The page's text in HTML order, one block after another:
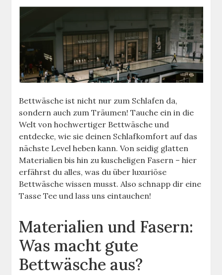
Bettwäsche ist nicht nur zum Schlafen da,
sondern auch zum Träumen! Tauche ein in die
Welt von hochwertiger Bettwäsche und
entdecke, wie sie deinen Schlafkomfort auf das
nächste Level heben kann. Von seidig glatten
Materialien bis hin zu kuscheligen Fasern – hier
erfährst du alles, was du über luxuriöse
Bettwäsche wissen musst. Also schnapp dir eine
Tasse Tee und lass uns eintauchen!
Materialien und Fasern:
Was macht gute
Bettwäsche aus?